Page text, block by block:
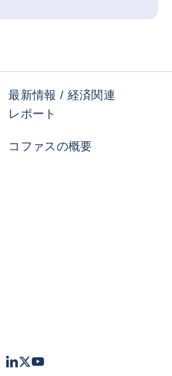
最新情報 / 経済関連
レポート
コファスの概要
LinkedIn
TwitterYoutube